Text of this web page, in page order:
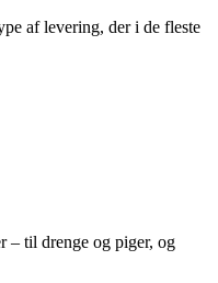
af levering, der i de fleste
– til drenge og piger, og